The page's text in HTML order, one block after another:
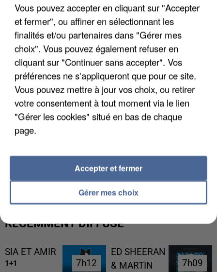
UN SECOND CADRE DE LA DZ MAFIA
INTERPELLÉ EN ALGÉRIE
RÉCEMMENT DIFFUSÉ
SIA ET AMIR
1+1 7h12
7h12
ED SHEERAN
& MARTIN
7h09
7h09
Vous pouvez accepter en cliquant sur "Accepter
et fermer", ou affiner en sélectionnant les
finalités et/ou partenaires dans "Gérer mes
choix". Vous pouvez également refuser en
cliquant sur "Continuer sans accepter". Vos
préférences ne s'appliqueront que pour ce site.
Vous pouvez mettre à jour vos choix, ou retirer
votre consentement à tout moment via le lien
"Gérer les cookies" situé en bas de chaque
page.
Gérer mes choix
Accepter et fermer